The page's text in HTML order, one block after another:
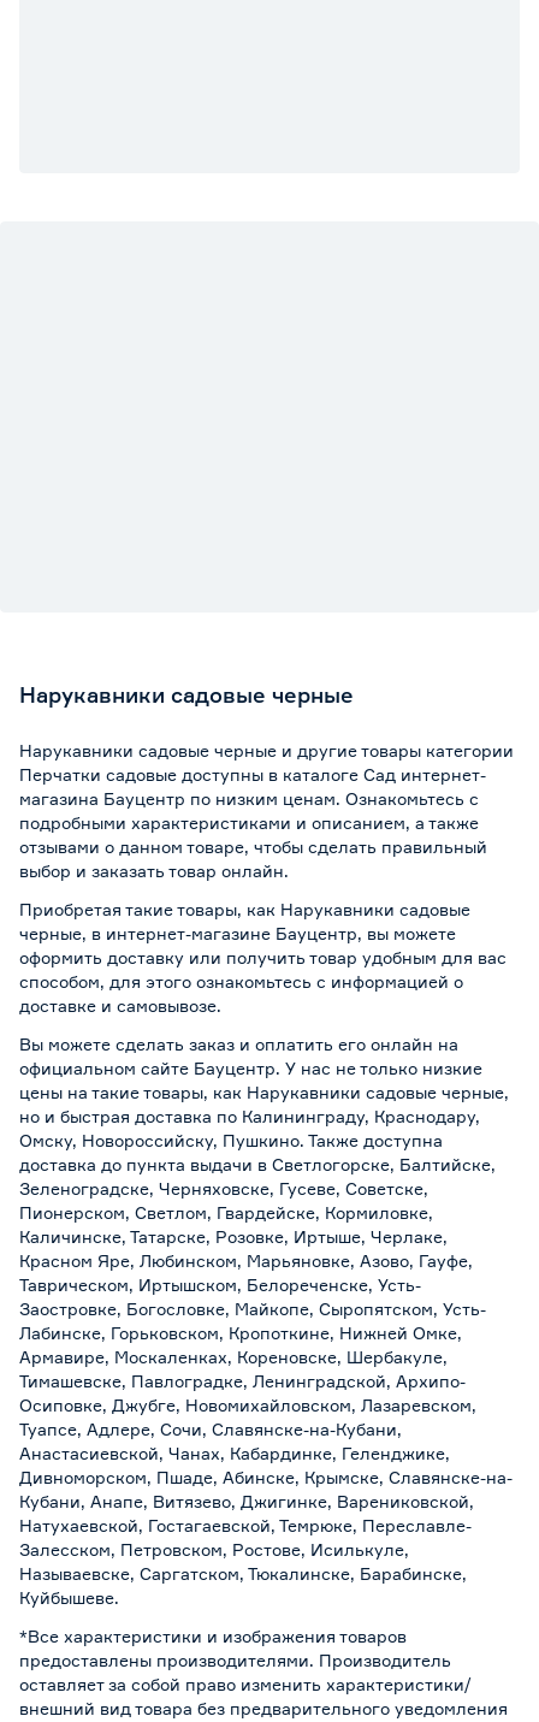
Нарукавники садовые черные
Нарукавники садовые черные и другие товары категории
Перчатки садовые доступны в каталоге Сад интернет-
магазина Бауцентр по низким ценам. Ознакомьтесь с
подробными характеристиками и описанием, а также
отзывами о данном товаре, чтобы сделать правильный
выбор и заказать товар онлайн.
Приобретая такие товары, как Нарукавники садовые
черные, в интернет-магазине Бауцентр, вы можете
оформить доставку или получить товар удобным для вас
способом, для этого ознакомьтесь с информацией о
доставке и самовывозе.
Вы можете сделать заказ и оплатить его онлайн на
официальном сайте Бауцентр. У нас не только низкие
цены на такие товары, как Нарукавники садовые черные,
но и быстрая доставка по Калининграду, Краснодару,
Омску, Новороссийску, Пушкино. Также доступна
доставка до пункта выдачи в Светлогорске, Балтийске,
Зеленоградске, Черняховске, Гусеве, Советске,
Пионерском, Светлом, Гвардейске, Кормиловке,
Каличинске, Татарске, Розовке, Иртыше, Черлаке,
Красном Яре, Любинском, Марьяновке, Азово, Гауфе,
Таврическом, Иртышском, Белореченске, Усть-
Заостровке, Богословке, Майкопе, Сыропятском, Усть-
Лабинске, Горьковском, Кропоткине, Нижней Омке,
Армавире, Москаленках, Кореновске, Шербакуле,
Тимашевске, Павлоградке, Ленинградской, Архипо-
Осиповке, Джубге, Новомихайловском, Лазаревском,
Туапсе, Адлере, Сочи, Славянске-на-Кубани,
Анастасиевской, Чанах, Кабардинке, Геленджике,
Дивноморском, Пшаде, Абинске, Крымске, Славянске-на-
Кубани, Анапе, Витязево, Джигинке, Варениковской,
Натухаевской, Гостагаевской, Темрюке, Переславле-
Залесском, Петровском, Ростове, Исилькуле,
Называевске, Саргатском, Тюкалинске, Барабинске,
Куйбышеве.
*Все характеристики и изображения товаров
предоставлены производителями. Производитель
оставляет за собой право изменить характеристики/
внешний вид товара без предварительного уведомления